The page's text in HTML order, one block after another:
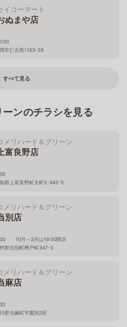
イコーマート
ぬまや店
市仁古田1163-59
すべて見る
ンのチラシを見る
メリハード＆グリーン
上富良野店
郡上富良野町大町5-942-5
メリハード＆グリーン
別店
10月～3月は19:00閉店
郡当別町樺戸町347-2
メリハード＆グリーン
麻店
郡当麻町宇園別2区